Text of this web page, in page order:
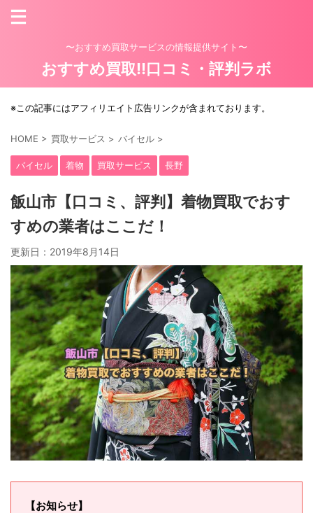
〜おすすめ買取サービスの情報提供サイト〜
おすすめ買取!!口コミ・評判ラボ
※この記事にはアフィリエイト広告リンクが含まれております。
HOME > 買取サービス > バイセル >
バイセル 着物 買取サービス 長野
飯山市【口コミ、評判】着物買取でおす
すめの業者はここだ！
更新日： 2019年8月14日
【お知らせ】